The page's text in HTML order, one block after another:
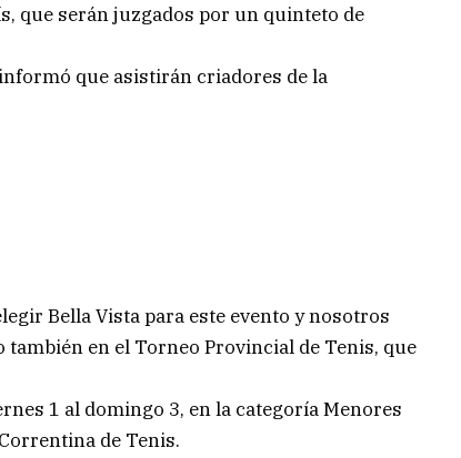
que serán juzgados por un quinteto de
que asistirán criadores de la
Bella Vista para este evento y nosotros
en el Torneo Provincial de Tenis, que
1 al domingo 3, en la categoría Menores
de Tenis.